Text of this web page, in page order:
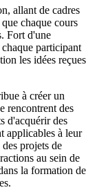
allant de cadres
chaque cours
Fort d'une
participant
les idées reçues
à créer un
rencontrent des
d'acquérir des
applicables à leur
projets de
au sein de
la formation de